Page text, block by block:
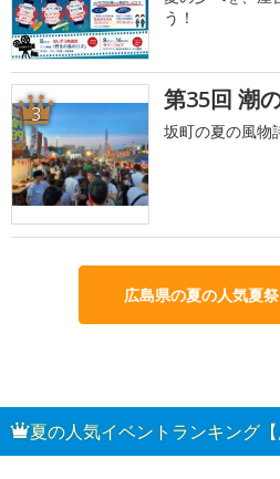
う！
3 第35回 潮
坂町の夏の風物
広島県の夏の人気夏
夏の人気イベントランキング【